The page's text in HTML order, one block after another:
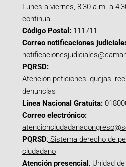
Lunes a viernes, 8:30 a.m. a
continua.
Código Postal: 111711
Correo notificaciones
PQRSD:
Atención peticiones, quejas,
denuncias
Línea Nacional Gratuita:
Correo electrónico:
PQRSD: Sistema derecho de
ciudadano
Atención presencial : Unidad